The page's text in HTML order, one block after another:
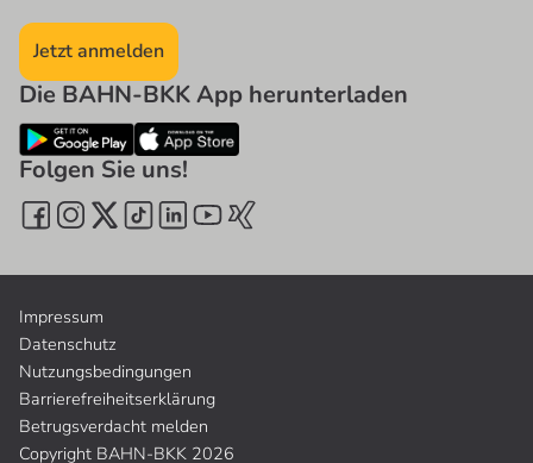
Jetzt anmelden
Die BAHN-BKK App herunterladen
Folgen Sie uns!
Impressum
Datenschutz
Nutzungsbedingungen
Barrierefreiheitserklärung
Betrugsverdacht melden
Copyright BAHN-BKK 2026